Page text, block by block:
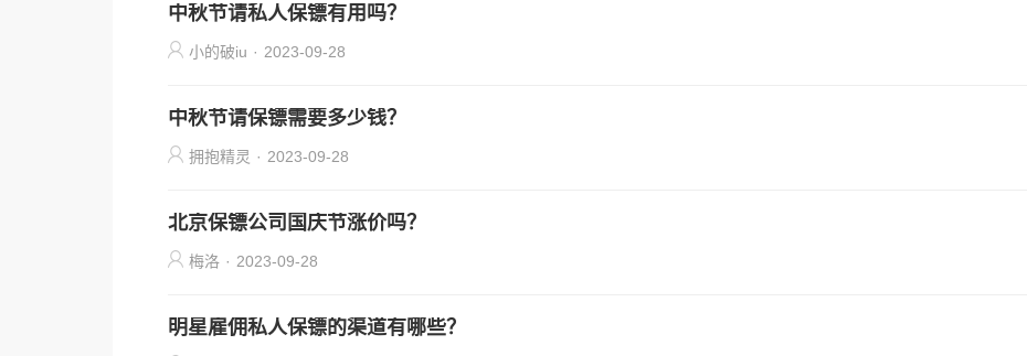
中秋节请私人保镖有用吗？
小的破iu · 2023-09-28
中秋节请保镖需要多少钱？
拥抱精灵 · 2023-09-28
北京保镖公司国庆节涨价吗？
梅洛 · 2023-09-28
明星雇佣私人保镖的渠道有哪些？